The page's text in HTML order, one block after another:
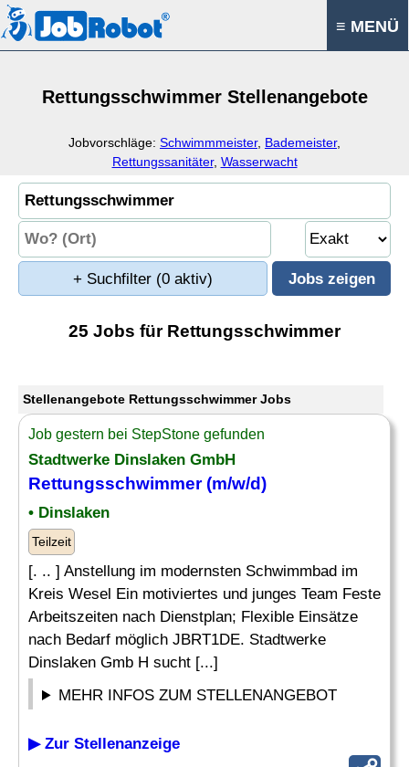
≡ MENÜ
Rettungsschwimmer Stellenangebote
Jobvorschläge: Schwimmmeister, Bademeister,
Rettungssanitäter, Wasserwacht
+ Suchfilter (0 aktiv)
25 Jobs für Rettungsschwimmer
Stellenangebote Rettungsschwimmer Jobs
Job gestern bei StepStone gefunden
Stadtwerke Dinslaken GmbH
Rettungsschwimmer(m/w/d)
• Dinslaken
Teilzeit
[. .. ] Anstellung im modernsten Schwimmbad im
Kreis Wesel Ein motiviertes und junges Team Feste
Arbeitszeiten nach Dienstplan; Flexible Einsätze
nach Bedarf möglich JBRT1DE. Stadtwerke
Dinslaken Gmb H sucht [...]
MEHR INFOS ZUM STELLENANGEBOT
▶ Zur Stellenanzeige